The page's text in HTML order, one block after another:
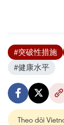
#突破性措施
#健康水平
Theo dõi